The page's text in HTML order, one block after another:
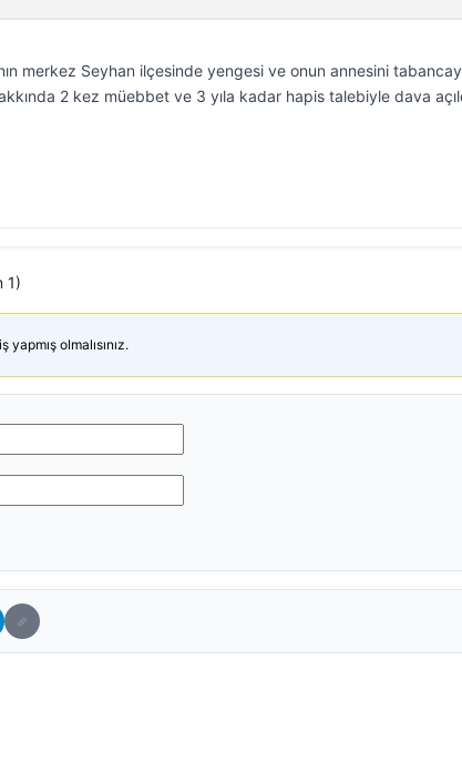
merkez Seyhan ilçesinde yengesi ve onun annesini
2 kez müebbet ve 3 yıla kadar hapis talebiyle dava
1)
olmalısınız.